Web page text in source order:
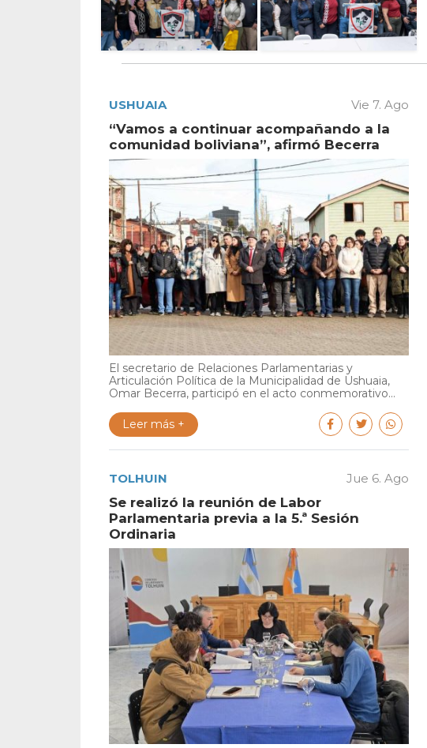
USHUAIA Vie 7. Ago
“Vamos a continuar acompañando a la
comunidad boliviana”, afirmó Becerra
El secretario de Relaciones Parlamentarias y
Articulación Política de la Municipalidad de Ushuaia,
Omar Becerra, participó en el acto conmemorativo...
Leer más +
TOLHUIN Jue 6. Ago
Se realizó la reunión de Labor
Parlamentaria previa a la 5.ª Sesión
Ordinaria